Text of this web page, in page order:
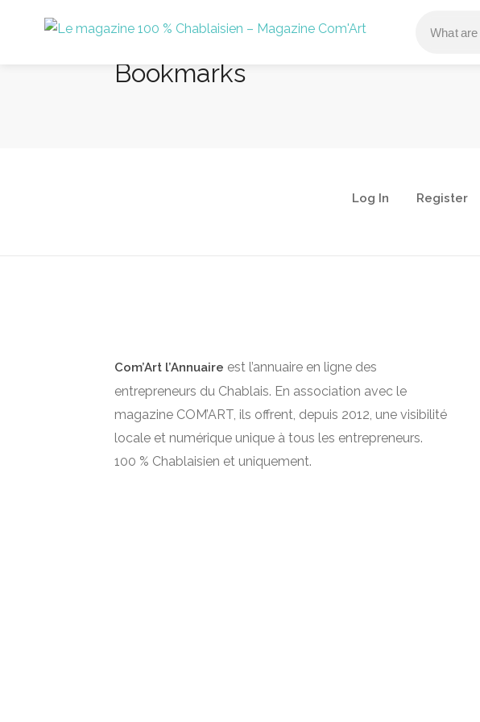
Bookmarks
Log In Register
Com’Art l’Annuaire est l’annuaire en ligne des
entrepreneurs du Chablais. En association avec le
magazine COM’ART, ils offrent, depuis 2012, une visibilité
locale et numérique unique à tous les entrepreneurs.
100 % Chablaisien et uniquement.